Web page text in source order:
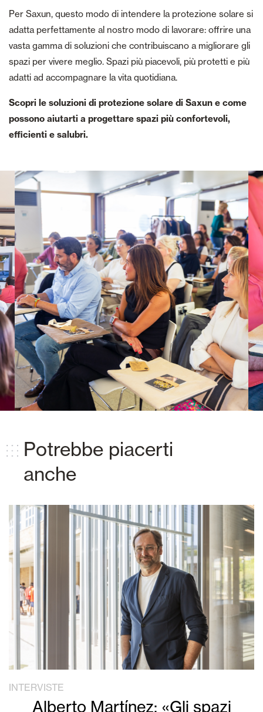
Per Saxun, questo modo di intendere la protezione solare si
adatta perfettamente al nostro modo di lavorare: offrire una
vasta gamma di soluzioni che contribuiscano a migliorare gli
spazi per vivere meglio. Spazi più piacevoli, più protetti e più
adatti ad accompagnare la vita quotidiana.
Scopri le soluzioni di protezione solare di Saxun e come
possono aiutarti a progettare spazi più confortevoli,
efficienti e salubri.
Potrebbe piacerti
anche
INTERVISTE
Alberto Martínez: «Gli spazi